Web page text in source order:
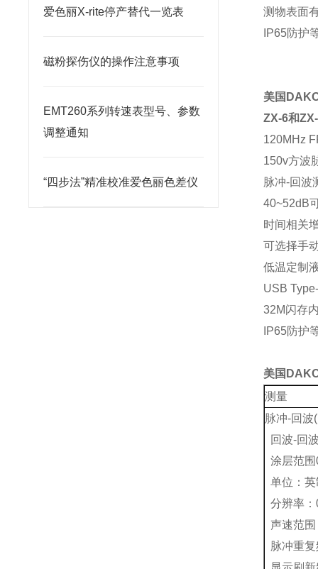
爱色丽X-rite停产替代一览表
磁粉探伤仪的操作注意事项
EMT260系列转速表型号、参数
调整通知
“四步法”精准校准爱色丽色差仪
测物表面
IP65防护
美国
ZX-6和
120MHz
150v方波
脉冲-回波
40~52dB
时间相关
可选择手
低温定制
USB
32M闪存
IP65防护
美国
测量
脉冲-回波
回波-回
涂层范
单位：
分辨率
声速范
脉冲重